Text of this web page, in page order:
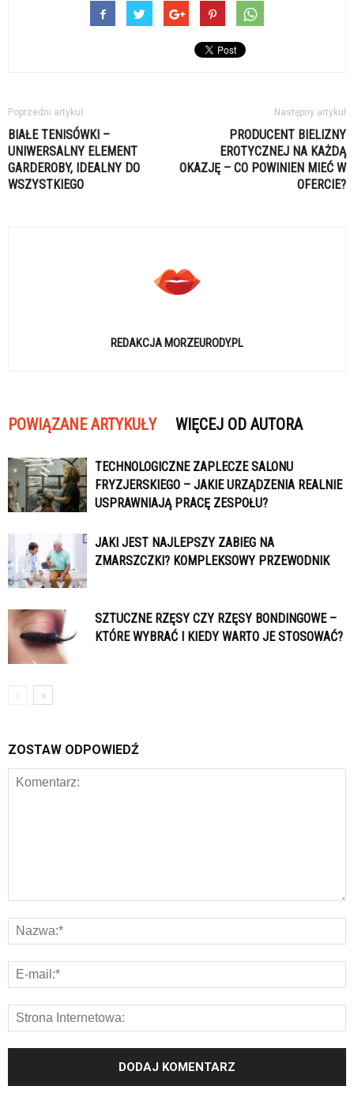
Poprzedni artykuł
BIAŁE TENISÓWKI –
UNIWERSALNY ELEMENT
GARDEROBY, IDEALNY DO
WSZYSTKIEGO
Następny artykuł
PRODUCENT BIELIZNY
EROTYCZNEJ NA KAŻDĄ
OKAZJĘ – CO POWINIEN MIEĆ W
OFERCIE?
REDAKCJA MORZEURODY.PL
POWIĄZANE ARTYKUŁY WIĘCEJ OD AUTORA
TECHNOLOGICZNE ZAPLECZE SALONU
FRYZJERSKIEGO – JAKIE URZĄDZENIA REALNIE
USPRAWNIAJĄ PRACĘ ZESPOŁU?
JAKI JEST NAJLEPSZY ZABIEG NA
ZMARSZCZKI? KOMPLEKSOWY PRZEWODNIK
SZTUCZNE RZĘSY CZY RZĘSY BONDINGOWE –
KTÓRE WYBRAĆ I KIEDY WARTO JE STOSOWAĆ?
ZOSTAW ODPOWIEDŹ